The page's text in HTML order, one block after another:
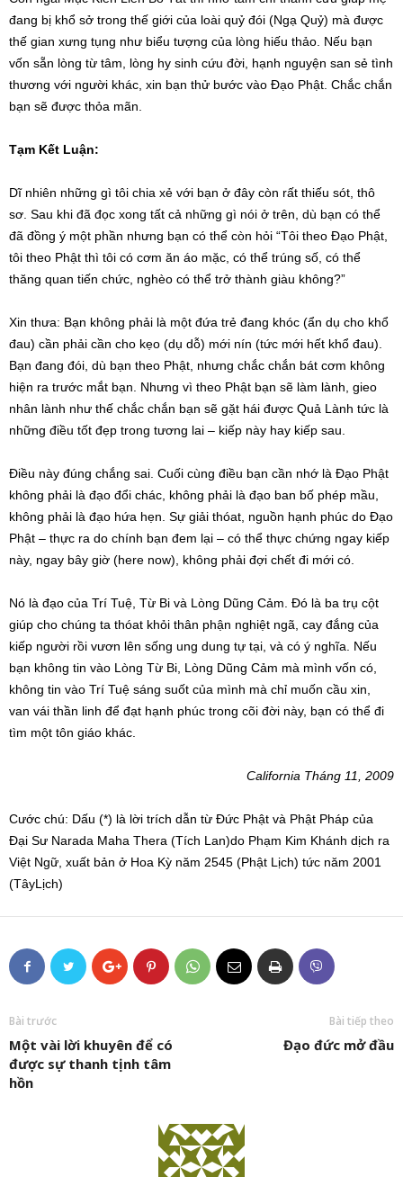
đang bị khổ sở trong thế giới của loài quỷ đói (Ngạ Quỷ) mà được
thế gian xưng tụng như biểu tượng của lòng hiếu thảo. Nếu bạn
vốn sẵn lòng từ tâm, lòng hy sinh cứu đời, hạnh nguyện san sẻ tình
thương với người khác, xin bạn thử bước vào Đạo Phật. Chắc chắn
bạn sẽ được thỏa mãn.
Tạm Kết Luận:
Dĩ nhiên những gì tôi chia xẻ với bạn ở đây còn rất thiếu sót, thô
sơ. Sau khi đã đọc xong tất cả những gì nói ở trên, dù bạn có thể
đã đồng ý một phần nhưng bạn có thể còn hỏi “Tôi theo Đạo Phật,
tôi theo Phật thì tôi có cơm ăn áo mặc, có thể trúng số, có thể
thăng quan tiến chức, nghèo có thể trở thành giàu không?”
Xin thưa: Bạn không phải là một đứa trẻ đang khóc (ẩn dụ cho khổ
đau) cần phải cần cho kẹo (dụ dỗ) mới nín (tức mới hết khổ đau).
Bạn đang đói, dù bạn theo Phật, nhưng chắc chắn bát cơm không
hiện ra trước mắt bạn. Nhưng vì theo Phật bạn sẽ làm lành, gieo
nhân lành như thế chắc chắn bạn sẽ gặt hái được Quả Lành tức là
những điều tốt đẹp trong tương lai – kiếp này hay kiếp sau.
Điều này đúng chắng sai. Cuối cùng điều bạn cần nhớ là Đạo Phật
không phải là đạo đổi chác, không phải là đạo ban bố phép mầu,
không phải là đạo hứa hẹn. Sự giải thóat, nguồn hạnh phúc do Đạo
Phật – thực ra do chính bạn đem lại – có thể thực chứng ngay kiếp
này, ngay bây giờ (here now), không phải đợi chết đi mới có.
Nó là đạo của Trí Tuệ, Từ Bi và Lòng Dũng Cảm. Đó là ba trụ cột
giúp cho chúng ta thóat khỏi thân phận nghiệt ngã, cay đắng của
kiếp người rồi vươn lên sống ung dung tự tại, và có ý nghĩa. Nếu
bạn không tin vào Lòng Từ Bi, Lòng Dũng Cảm mà mình vốn có,
không tin vào Trí Tuệ sáng suốt của mình mà chỉ muốn cầu xin,
van vái thần linh để đạt hạnh phúc trong cõi đời này, bạn có thể đi
tìm một tôn giáo khác.
California Tháng 11, 2009
Cước chú: Dấu (*) là lời trích dẫn từ Đức Phật và Phật Pháp của
Đại Sư Narada Maha Thera (Tích Lan)do Phạm Kim Khánh dịch ra
Việt Ngữ, xuất bản ở Hoa Kỳ năm 2545 (Phật Lịch) tức năm 2001
(TâyLịch)
Bài trước
Một vài lời khuyên để có
được sự thanh tịnh tâm
hồn
Bài tiếp theo
Đạo đức mở đầu